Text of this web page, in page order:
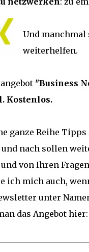
Und
weiterhelfen.
"Business
Kostenlos.
ganze Reihe
nach sollen
und von Ihren
ich mich auch,
unter
das Angebot hier: